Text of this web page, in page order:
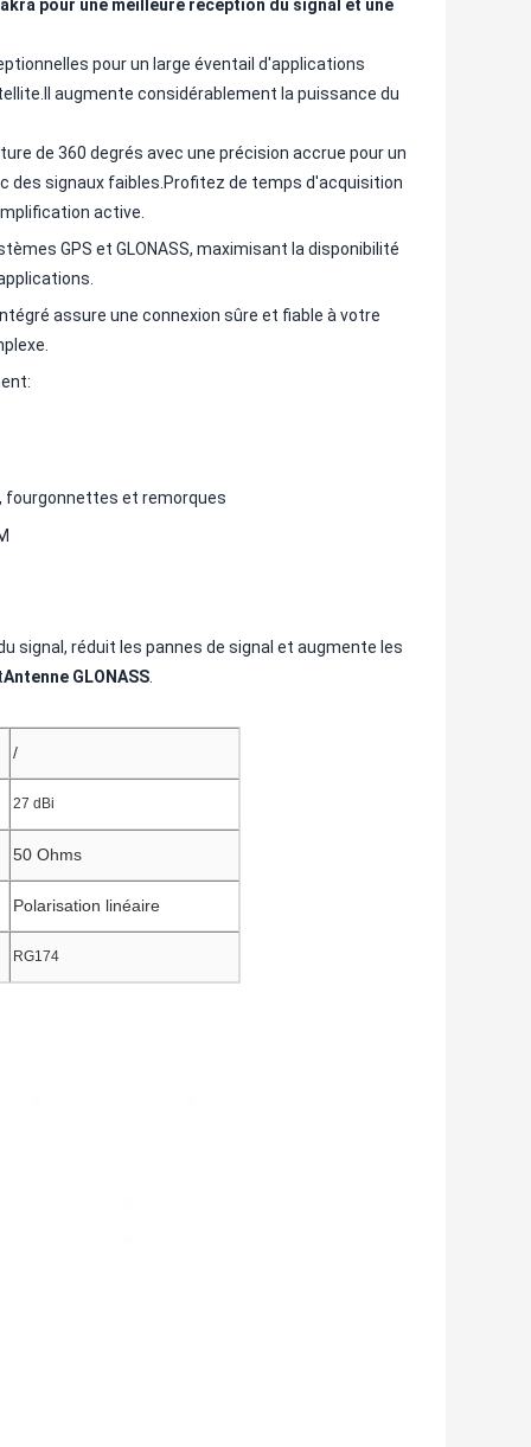
pour une meilleure réception du signal et une
pour un large éventail d'applications
augmente considérablement la puissance du
de 360 degrés avec une précision accrue pour un
des signaux faibles.Profitez de temps d'acquisition
active.
GPS et GLONASS, maximisant la disponibilité
assure une connexion sûre et fiable à votre
fourgonnettes et remorques
signal, réduit les pannes de signal et augmente les
Antenne GLONASS
/
27 dBi
50 Ohms
Polarisation linéaire
RG174